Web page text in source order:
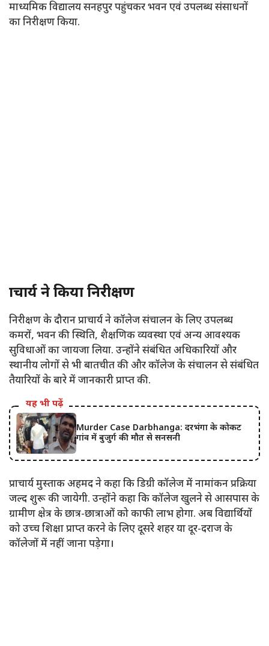
माध्यमिक विद्यालय सनहपुर पहुंचकर भवन एवं उपलब्ध संसाधनों
का निरीक्षण किया.
प्राचार्य ने किया निरीक्षण
निरीक्षण के दौरान प्राचार्य ने कॉलेज संचालन के लिए उपलब्ध
कमरों, भवन की स्थिति, शैक्षणिक व्यवस्था एवं अन्य आवश्यक
सुविधाओं का जायजा लिया. उन्होंने संबंधित अधिकारियों और
स्थानीय लोगों से भी बातचीत की और कॉलेज के संचालन से संबंधित
तैयारियों के बारे में जानकारी प्राप्त की.
यह भी पढ़ें
Murder Case Darbhanga: दरभंगा के कोकट
गांव में बुजुर्ग की मौत से सनसनी
प्राचार्य मुस्ताक अहमद ने कहा कि डिग्री कॉलेज में नामांकन प्रक्रिया
जल्द शुरू की जायेगी. उन्होंने कहा कि कॉलेज खुलने से आसपास के
ग्रामीण क्षेत्र के छात्र-छात्राओं को काफी लाभ होगा. अब विद्यार्थियों
को उच्च शिक्षा प्राप्त करने के लिए दूसरे शहर या दूर-दराज के
कॉलेजों में नहीं जाना पड़ेगा।